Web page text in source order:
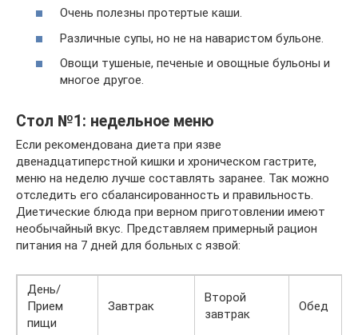
Очень полезны протертые каши.
Различные супы, но не на наваристом бульоне.
Овощи тушеные, печеные и овощные бульоны и
многое другое.
Стол №1: недельное меню
Если рекомендована диета при язве
двенадцатиперстной кишки и хроническом гастрите,
меню на неделю лучше составлять заранее. Так можно
отследить его сбалансированность и правильность.
Диетические блюда при верном приготовлении имеют
необычайный вкус. Представляем примерный рацион
питания на 7 дней для больных с язвой:
День/
Прием
пищи
Завтрак
Второй
завтрак
Обед